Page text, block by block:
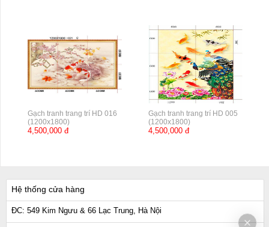
Gạch tranh trang trí HD 016
(1200x1800)
4,500,000 đ
Gạch tranh trang trí HD 005
(1200x1800)
4,500,000 đ
Hệ thống cửa hàng
ĐC: 549 Kim Ngưu & 66 Lạc Trung, Hà Nội